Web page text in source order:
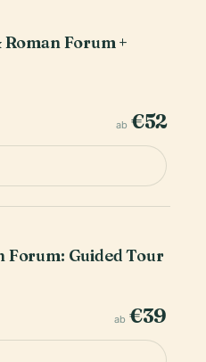
Forum +
ab €52
Forum: Guided Tour
ab €39